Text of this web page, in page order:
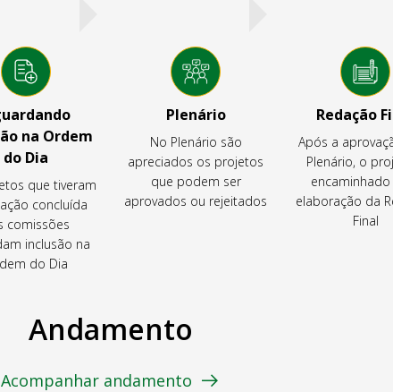
na Ordem
do Dia
que tiveram
concluída
comissões
inclusão na
do Dia
Plenário
No Plenário são
apreciados os projetos
que podem ser
aprovados ou rejeitados
Redação
Após a
Plenário, o
elaboração da
Final
Andamento
Acompanhar andamento